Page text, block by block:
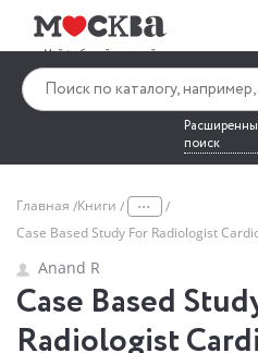
поиск
Главная Книги ...
Case Based Study For Radiologist
Anand R
Case Based
Radiologist